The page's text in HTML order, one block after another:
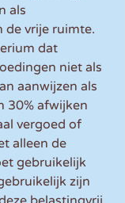
als
vrije ruimte.
dat
niet als
aanwijzen als
30% afwijken
vergoed of
alleen de
gebruikelijk
zijn